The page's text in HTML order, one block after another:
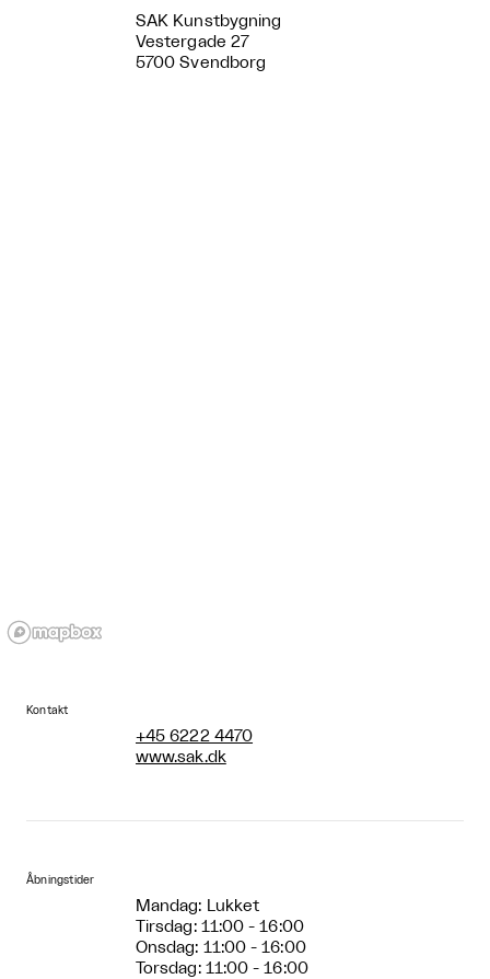
SAK Kunstbygning
Vestergade 27
5700 Svendborg
Kontakt
+45 6222 4470
www.sak.dk
Åbningstider
Mandag: Lukket
Tirsdag: 11:00 - 16:00
Onsdag: 11:00 - 16:00
Torsdag: 11:00 - 16:00